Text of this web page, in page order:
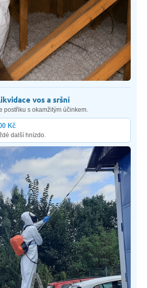
vos a sršní
postřiku s okamžitým účinkem.
Kč
další hnízdo.